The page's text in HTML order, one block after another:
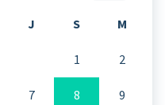
J S M
1 2
7 8 9